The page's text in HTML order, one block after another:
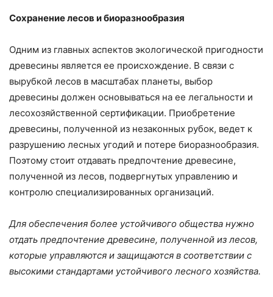
Сохранение лесов и биоразнообразия
Одним из главных аспектов экологической пригодности
древесины является ее происхождение. В связи с
вырубкой лесов в масштабах планеты, выбор
древесины должен основываться на ее легальности и
лесохозяйственной сертификации. Приобретение
древесины, полученной из незаконных рубок, ведет к
разрушению лесных угодий и потере биоразнообразия.
Поэтому стоит отдавать предпочтение древесине,
полученной из лесов, подвергнутых управлению и
контролю специализированных организаций.
Для обеспечения более устойчивого общества нужно
отдать предпочтение древесине, полученной из лесов,
которые управляются и защищаются в соответствии с
высокими стандартами устойчивого лесного хозяйства.